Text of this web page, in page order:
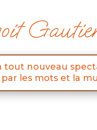
tout nouveau
les mots et la